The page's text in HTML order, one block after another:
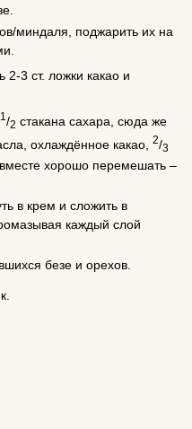
миндаля, поджарить их на
2-3 ст. ложки какао и
1 /2 стакана сахара, сюда же
охлаждённое какао,
2/3
хорошо перемешать –
в крем и сложить в
каждый слой
безе и орехов.